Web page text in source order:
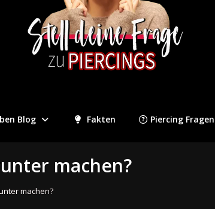
Blog Fakten Piercing Fragen
machen?
machen?